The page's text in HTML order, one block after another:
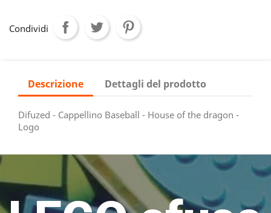
Condividi
Descrizione Dettagli del prodotto
Difuzed - Cappellino Baseball - House of the dragon -
Logo